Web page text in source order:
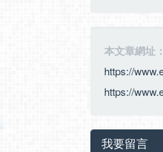
本文章網址：
https://
https://
我要留言